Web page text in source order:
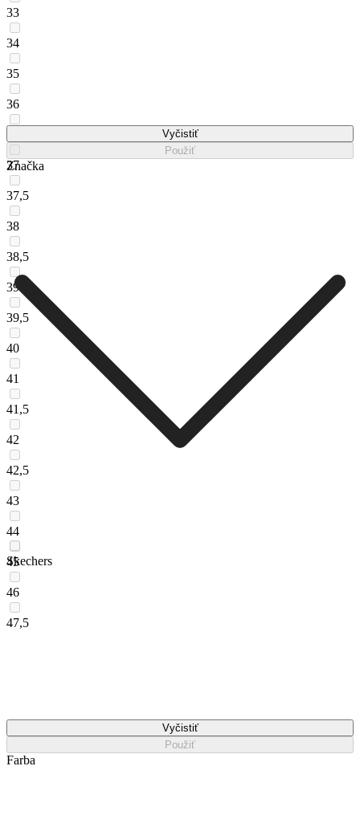
33
34
35
36
37
37,5
38
38,5
39
39,5
40
41
41,5
42
42,5
43
44
45
46
47,5
Vyčistiť
Použiť
Značka
Skechers
Vyčistiť
Použiť
Farba